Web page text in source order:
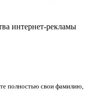
интернет-рекламы
полностью свои фамилию,